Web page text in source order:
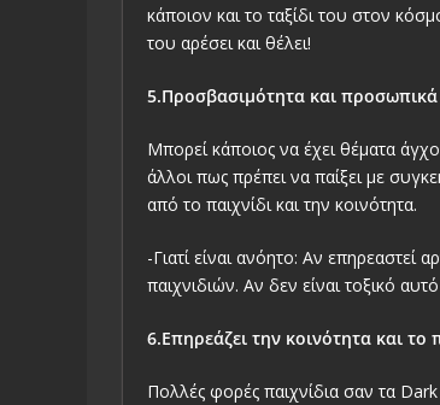
κάποιον και το ταξίδι του στον
του αρέσει και θέλει!
5.Προσβασιμότητα και
Μπορεί κάποιος να έχει θέματα
άλλοι πως πρέπει να παίξει με
από το παιχνίδι και την κοινότητα.
-Γιατί είναι ανόητο: Αν επηρεαστεί
παιχνιδιών. Αν δεν είναι τοξικό αυτό
6.Επηρεάζει την κοινότητα και
Πολλές φορές παιχνίδια σαν τα